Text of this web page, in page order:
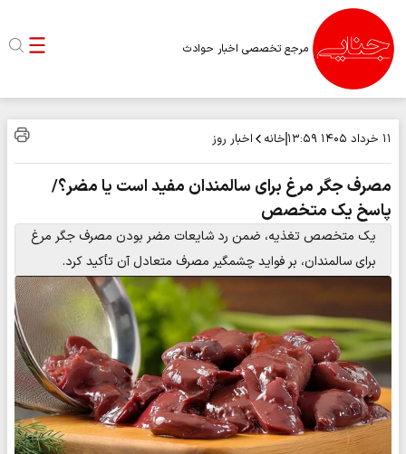
مرجع تخصصی اخبار حوادث
۱۱ خرداد ۱۴۰۵ ۱۳:۵۹ خانه اخبار روز
مصرف جگر مرغ برای سالمندان مفید است یا مضر؟/
پاسخ یک متخصص
یک متخصص تغذیه، ضمن رد شایعات مضر بودن مصرف جگر مرغ
برای سالمندان، بر فواید چشمگیر مصرف متعادل آن تأکید کرد.